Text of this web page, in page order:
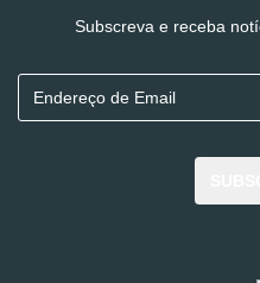
Subscreva e receba